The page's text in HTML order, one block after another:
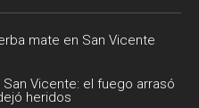
mate en San Vicente
Vicente: el fuego arrasó
heridos